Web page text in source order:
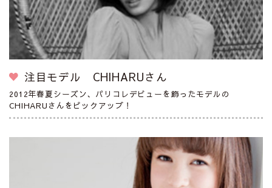
注目モデル CHIHARUさん
2012年春夏シーズン、パリコレデビューを飾ったモデルの
CHIHARUさんをピックアップ！